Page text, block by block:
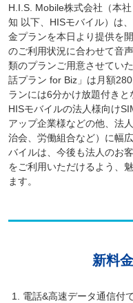
H.I.S. Mobile株式会社（本
知 以下、HISモバイル）は
金プランを本日より提供を
のご利用状況に合わせて音
類のプランご用意させてい
話プラン for Biz」は月額
ランには6分かけ放題付きと
HISモバイルの法人様向け
アップ企業様などの他、法
治会、労働組合など）に幅
バイルは、今後も法人のお
をご利用いただけるよう、
ます。
新料
電話&高速データ通信付